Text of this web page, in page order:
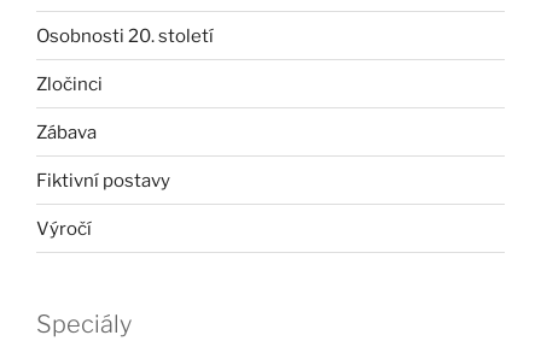
Osobnosti 20. století
Zločinci
Zábava
Fiktivní postavy
Výročí
Speciály